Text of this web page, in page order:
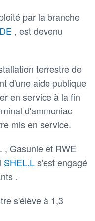
par la branche
, est devenu
terrestre de
d'une aide publique
en service à la fin
d'ammoniac
mis en service.
, Gasunie et RWE
SHEL.Ls'est engagé
.
s'élève à 1,3